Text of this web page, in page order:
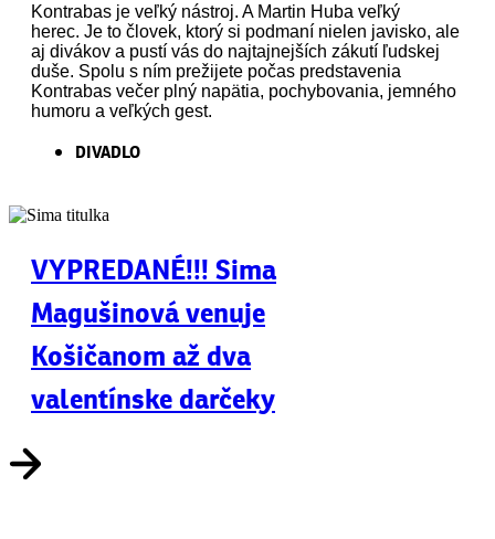
Kontrabas je veľký nástroj. A Martin Huba veľký
herec. Je to človek, ktorý si podmaní nielen javisko, ale
aj divákov a pustí vás do najtajnejších zákutí ľudskej
duše. Spolu s ním prežijete počas predstavenia
Kontrabas večer plný napätia, pochybovania, jemného
humoru a veľkých gest.
DIVADLO
VYPREDANÉ!!! Sima
Magušinová venuje
Košičanom až dva
valentínske darčeky